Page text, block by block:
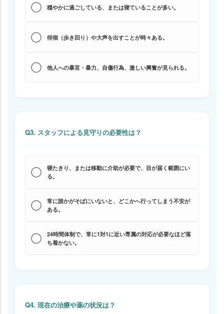
穏やかに過ごしている、または寝ていることが多い。
徘徊（歩き回り）や大声を出すことが時々ある。
他人への暴言・暴力、自傷行為、激しい興奮が見られる。
Q3. スタッフによる見守りの必要性は？
寝たきり、または移動に介助が必要で、目が届く範囲にい
る。
常に誰かがそばにいないと、どこかへ行ってしまう不安が
ある。
24時間体制で、常に1対1に近い専属の対応が必要なほど落
ち着かない。
Q4. 現在の治療や薬の状況は？